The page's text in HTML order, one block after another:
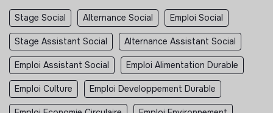
Stage Social Alternance Social Emploi Social
Stage Assistant Social Alternance Assistant Social
Emploi Assistant Social Emploi Alimentation Durable
Emploi Culture Emploi Developpement Durable